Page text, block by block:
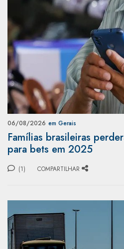
06/08/2026 em Gerais
Famílias brasileiras
para bets em 2025
(1) COMPARTILHAR